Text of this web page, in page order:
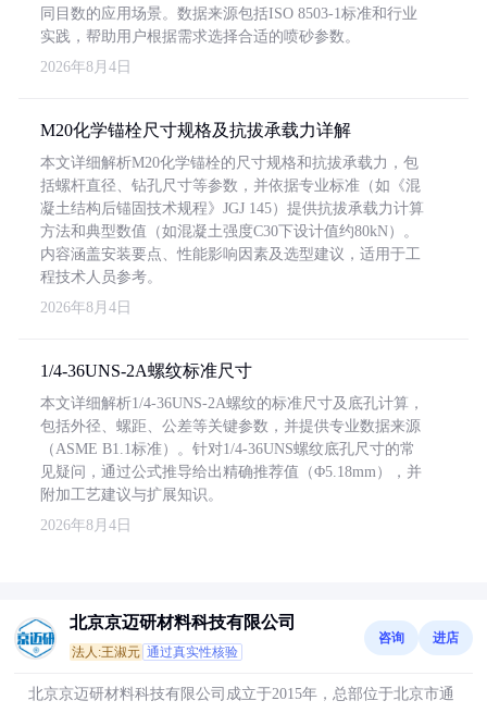
同目数的应用场景。数据来源包括ISO 8503-1标准和行业
实践，帮助用户根据需求选择合适的喷砂参数。
2026年8月4日
M20化学锚栓尺寸规格及抗拔承载力详解
本文详细解析M20化学锚栓的尺寸规格和抗拔承载力，包
括螺杆直径、钻孔尺寸等参数，并依据专业标准（如《混
凝土结构后锚固技术规程》JGJ 145）提供抗拔承载力计算
方法和典型数值（如混凝土强度C30下设计值约80kN）。
内容涵盖安装要点、性能影响因素及选型建议，适用于工
程技术人员参考。
2026年8月4日
1/4-36UNS-2A螺纹标准尺寸
本文详细解析1/4-36UNS-2A螺纹的标准尺寸及底孔计算，
包括外径、螺距、公差等关键参数，并提供专业数据来源
（ASME B1.1标准）。针对1/4-36UNS螺纹底孔尺寸的常
见疑问，通过公式推导给出精确推荐值（Φ5.18mm），并
附加工艺建议与扩展知识。
2026年8月4日
北京京迈研材料科技有限公司
法人:王淑元 通过真实性核验
咨询 进店
北京京迈研材料科技有限公司成立于2015年，总部位于北京市通